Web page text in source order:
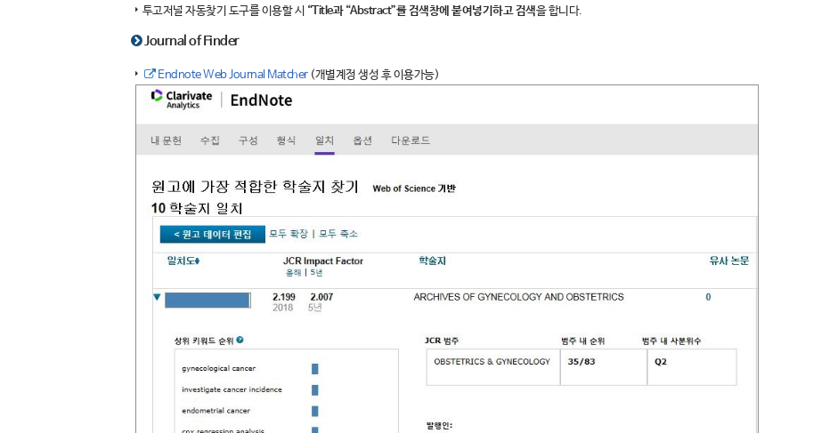
투고저널 자동찾기 도구를 이용할 시 “Title과 “Abstract”를 검색창에 붙여넣기하고 검색을 합니다.
Journal of Finder
Endnote Web Journal Matcher(개별계정 생성 후 이용가능)